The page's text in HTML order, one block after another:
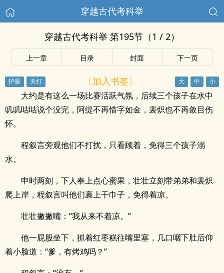
穿越古代考科举
穿越古代考科举 第195节（1 / 2）
上一章 目录 封面 下一页
〔加入书签〕
大约是有这么一场比赛活跃气氛，后续三个孩子在水中
叽叽咕咕说个没完，阿缇不再惜字如金，裴炽也不再敛目伤
怀。
程叙言旁观他们不打扰，只看顾着，免得三个孩子溺
水。
申时两刻，下人奉上点心蜜果，壮壮立刻带弟弟和裴炽
爬上岸，程叙言叫他们裹上干巾子，免得着凉。
壮壮撇撇嘴：“我从来不着凉。”
他一屁股坐下，抓着红枣糕往嘴里塞，几口咽下肚后仰
着小脸道：“爹，有烤鸡吗？”